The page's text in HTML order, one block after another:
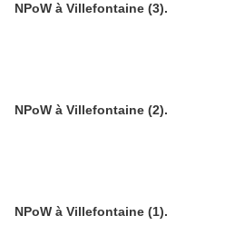
NPoW à Villefontaine (3).
NPoW à Villefontaine (2).
NPoW à Villefontaine (1).